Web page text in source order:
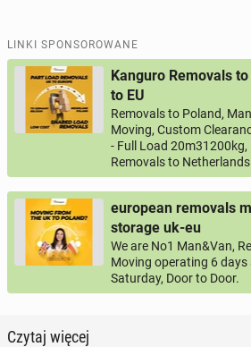
LINKI SPONSOROWANE
Kanguro Removals
to EU
Removals to Poland,
Moving, Custom
- Full Load 20m31200kg,
Removals to Netherlands
european removals
storage uk-eu
We are No1 Man&Van,
Moving operating 6 days
Saturday, Door to Door.
Czytaj więcej